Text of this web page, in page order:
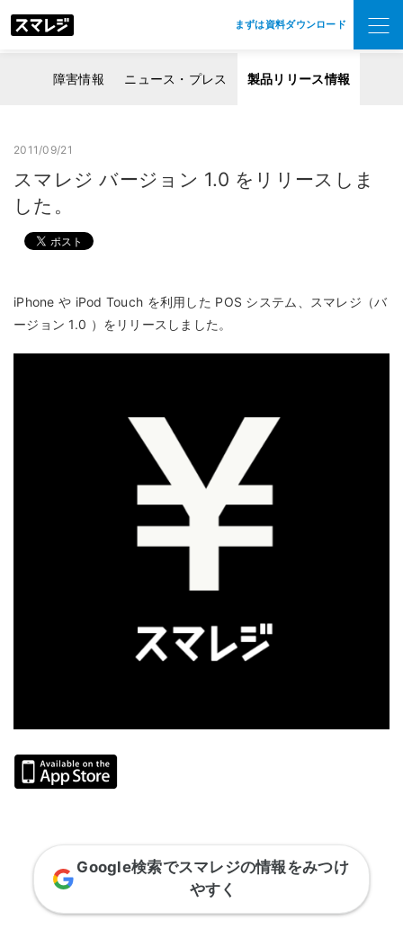
まずは資料ダウンロード
障害情報 ニュース・プレス 製品リリース情報
2011/09/21
スマレジ バージョン 1.0 をリリースしま
した。
iPhone や iPod Touch を利用した POS システム、スマレジ（バ
ージョン 1.0 ）をリリースしました。
Google検索でスマレジの情報をみつけ
やすく